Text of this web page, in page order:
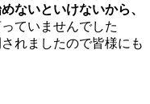
ないといけないから、
ていませんでした
れましたので皆様にも